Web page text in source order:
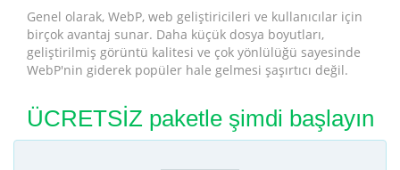
Genel olarak, WebP, web geliştiricileri ve kullanıcılar için
birçok avantaj sunar. Daha küçük dosya boyutları,
geliştirilmiş görüntü kalitesi ve çok yönlülüğü sayesinde
WebP'nin giderek popüler hale gelmesi şaşırtıcı değil.
ÜCRETSİZ paketle şimdi başlayın